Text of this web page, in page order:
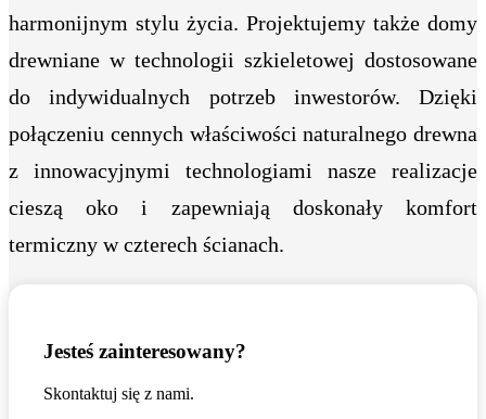
harmonijnym stylu życia. Projektujemy także domy
drewniane w technologii szkieletowej dostosowane
do indywidualnych potrzeb inwestorów. Dzięki
połączeniu cennych właściwości naturalnego drewna
z innowacyjnymi technologiami nasze realizacje
cieszą oko i zapewniają doskonały komfort
termiczny w czterech ścianach.
Jesteś zainteresowany?
Skontaktuj się z nami.